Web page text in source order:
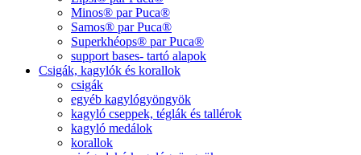
Minos® par Puca®
Samos® par Puca®
Superkhéops® par Puca®
support bases- tartó alapok
Csigák, kagylók és korallok
csigák
egyéb kagylógyöngyök
kagyló cseppek, téglák és tallérok
kagyló medálok
korallok